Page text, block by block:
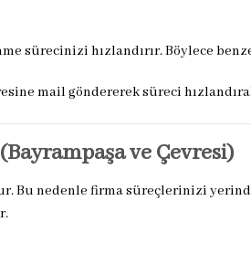
sürecinizi hızlandırır. Böylece
mail göndererek süreci
ve Çevresi)
Bu nedenle firma süreçlerinizi